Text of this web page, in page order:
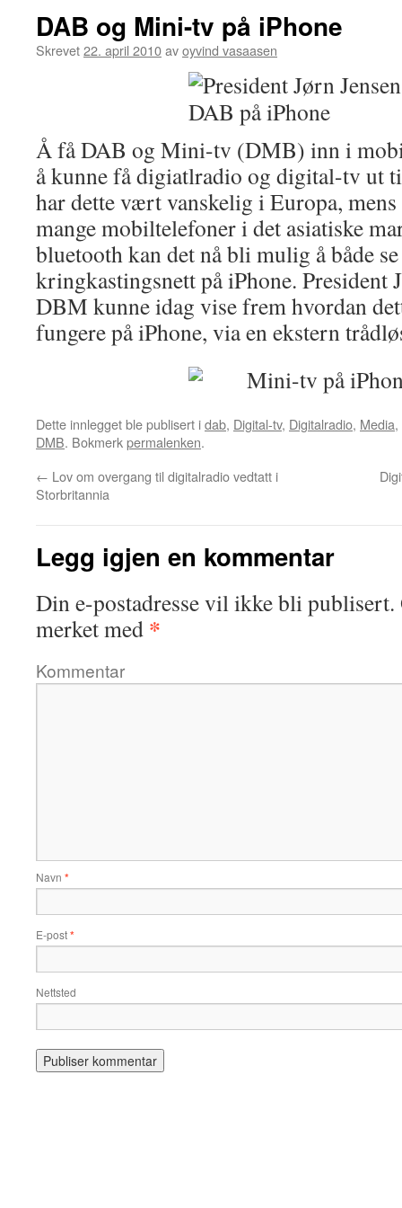
DAB og Mini-tv på iPhone
Skrevet22. april 2010avoyvind vasaasen
Å få DAB og Mini-tv (DMB) inn i
å kunne få digiatlradio og digital-tv ut
har dette vært vanskelig i Europa,
mange mobiltelefoner i det asiatiske
bluetooth kan det nå bli mulig å både
kringkastingsnett på iPhone. President
DBM kunne idag vise frem hvordan
fungere på iPhone, via en ekstern
Dette innlegget ble publisert idab, Digital-tv, Digitalradio, Media,
DMB. Bokmerkpermalenken.
← Lov om overgang til digitalradio vedtatt i
Storbritannia
Legg igjen en kommentar
Din e-postadresse vil ikke bli publisert.
merket med *
Kommentar
Navn *
E-post*
Nettsted